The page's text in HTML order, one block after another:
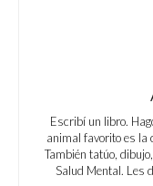
Escribí un libro.
animal favorito es la
También tatúo,
Salud Mental. Les